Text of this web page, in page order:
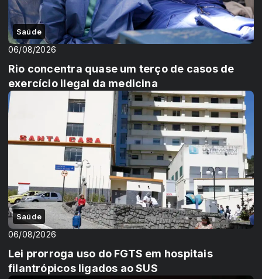
Saúde
06/08/2026
Rio concentra quase um terço de casos de
exercício ilegal da medicina
Saúde
06/08/2026
Lei prorroga uso do FGTS em hospitais
filantrópicos ligados ao SUS